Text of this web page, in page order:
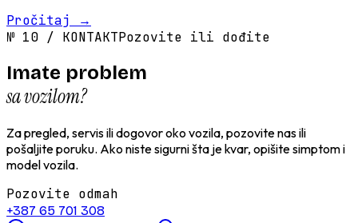
Pročitaj →
№ 10 / KONTAKTPozovite ili dođite
Imate problem
sa vozilom?
Za pregled, servis ili dogovor oko vozila, pozovite nas ili
pošaljite poruku. Ako niste sigurni šta je kvar, opišite simptom i
model vozila.
Pozovite odmah
+387 65 701 308